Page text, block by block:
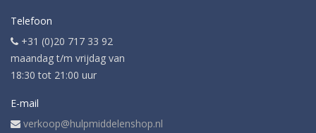
Telefoon
+31 (0)20 717 33 92
maandag t/m vrijdag van
18:30 tot 21:00 uur
E-mail
verkoop@hulpmiddelenshop.nl